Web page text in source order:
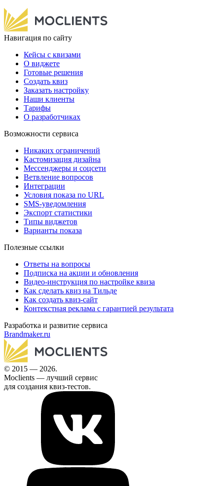
Навигация по сайту
Кейсы с квизами
О виджете
Готовые решения
Создать квиз
Заказать настройку
Наши клиенты
Тарифы
О разработчиках
Возможности сервиса
Никаких ограничений
Кастомизация дизайна
Мессенджеры и соцсети
Ветвление вопросов
Интеграции
Условия показа по URL
SMS-уведомления
Экспорт статистики
Типы виджетов
Варианты показа
Полезные ссылки
Ответы на вопросы
Подписка на акции и обновления
Видео-инструкция по настройке квиза
Как сделать квиз на Тильде
Как создать квиз-сайт
Контекстная реклама с гарантией результата
Разработка и развитие сервиса
Brandmaker.ru
© 2015 — 2026.
Moclients — лучший сервис
для создания квиз-тестов.